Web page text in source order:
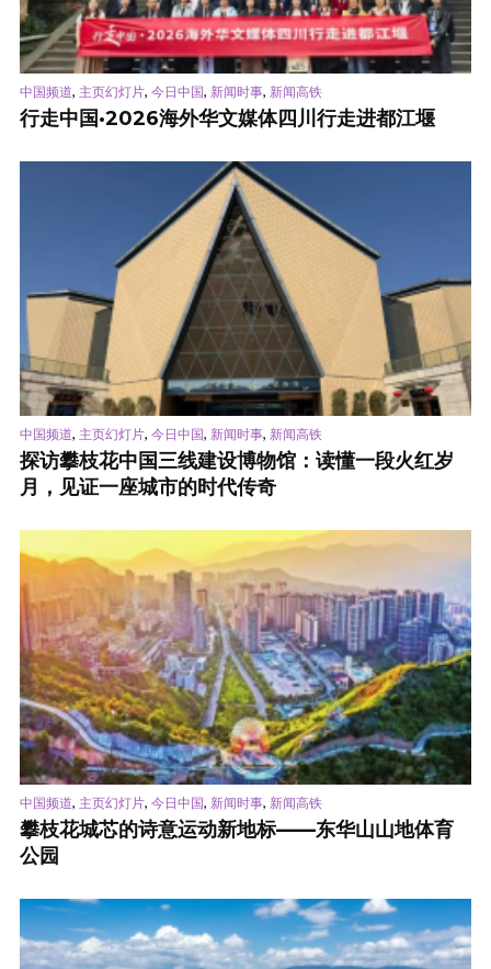
中国频道, 主页幻灯片, 今日中国, 新闻时事, 新闻高铁
行走中国·2026海外华文媒体四川行走进都江堰
中国频道, 主页幻灯片, 今日中国, 新闻时事, 新闻高铁
探访攀枝花中国三线建设博物馆：读懂一段火红岁
月，见证一座城市的时代传奇
中国频道, 主页幻灯片, 今日中国, 新闻时事, 新闻高铁
攀枝花城芯的诗意运动新地标——东华山山地体育
公园